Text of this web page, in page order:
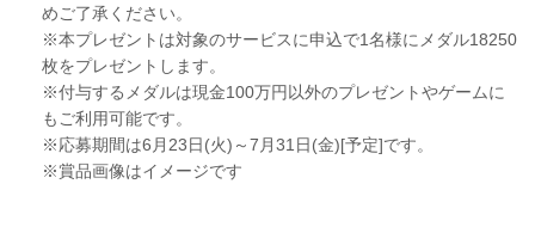
めご了承ください。
※本プレゼントは対象のサービスに申込で1名様にメダル18250
枚をプレゼントします。
※付与するメダルは現金100万円以外のプレゼントやゲームに
もご利用可能です。
※応募期間は6月23日(火)～7月31日(金)[予定]です。
※賞品画像はイメージです